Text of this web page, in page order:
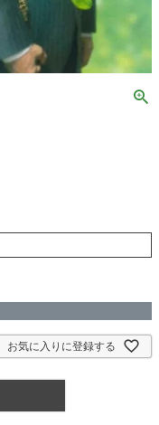
お気に入りに登録する